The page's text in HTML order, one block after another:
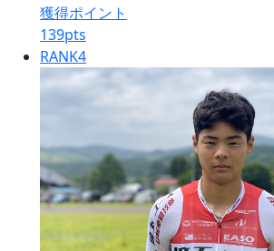
獲得ポイント
139pts
RANK4